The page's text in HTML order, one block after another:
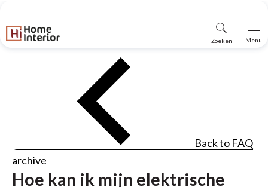
Zoeken Menu
Back to FAQ
archive
Hoe kan ik mijn elektrische